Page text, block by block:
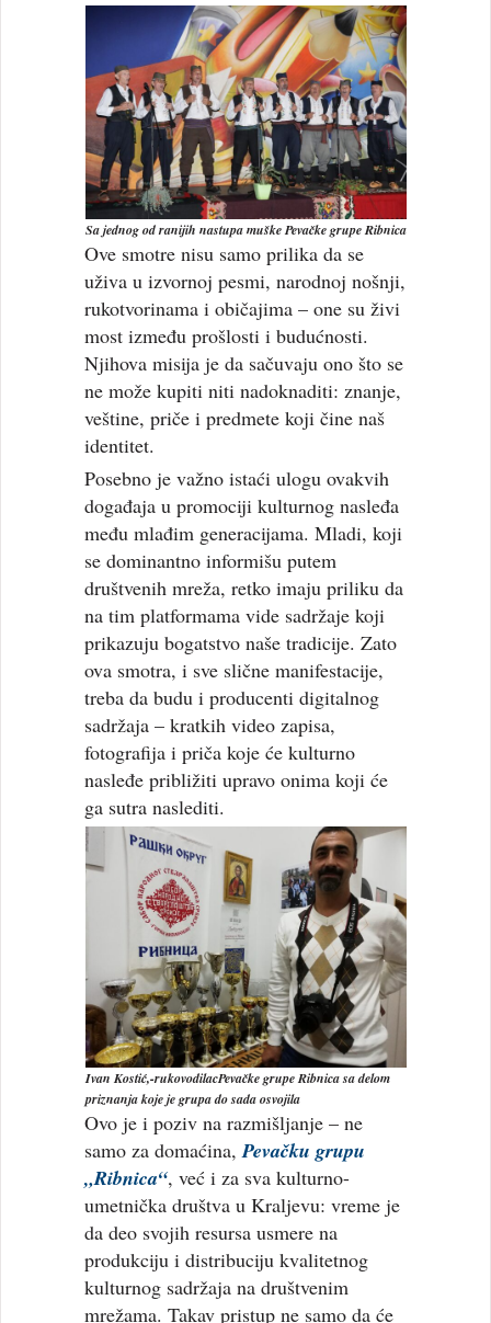
Sa jednog od ranijih nastupa muške Pevačke grupe Ribnica
Ove smotre nisu samo prilika da se
uživa u izvornoj pesmi, narodnoj nošnji,
rukotvorinama i običajima – one su živi
most između prošlosti i budućnosti.
Njihova misija je da sačuvaju ono što se
ne može kupiti niti nadoknaditi: znanje,
veštine, priče i predmete koji čine naš
identitet.
Posebno je važno istaći ulogu ovakvih
događaja u promociji kulturnog nasleđa
među mlađim generacijama. Mladi, koji
se dominantno informišu putem
društvenih mreža, retko imaju priliku da
na tim platformama vide sadržaje koji
prikazuju bogatstvo naše tradicije. Zato
ova smotra, i sve slične manifestacije,
treba da budu i producenti digitalnog
sadržaja – kratkih video zapisa,
fotografija i priča koje će kulturno
nasleđe približiti upravo onima koji će
ga sutra naslediti.
Ivan Kostić,-rukovodilacPevačke grupe Ribnica sa delom
priznanja koje je grupa do sada osvojila
Ovo je i poziv na razmišljanje – ne
samo za domaćina,Pevačku grupu
„Ribnica“, već i za sva kulturno-
umetnička društva u Kraljevu: vreme je
da deo svojih resursa usmere na
produkciju i distribuciju kvalitetnog
kulturnog sadržaja na društvenim
mrežama. Takav pristup ne samo da će